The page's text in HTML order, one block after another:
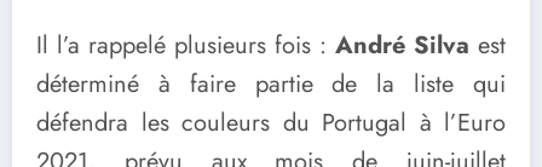
Il l’a rappelé plusieurs fois : André Silva est
déterminé à faire partie de la liste qui
défendra les couleurs du Portugal à l’Euro